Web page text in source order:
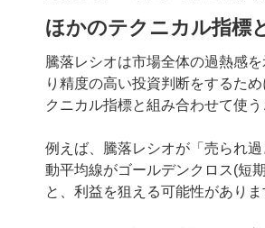
ほかのテクニカル指標
騰落レシオは市場全体の過熱感
り精度の高い投資判断をするた
クニカル指標と組み合わせて使う
例えば、騰落レシオが「売られ
動平均線がゴールデンクロス(短
と、利益を狙える可能性がありま